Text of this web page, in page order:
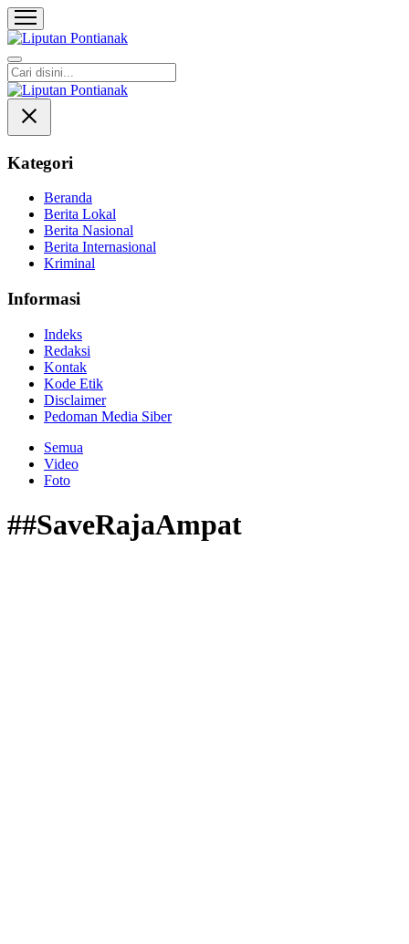
Liputan Pontianak
Berita Terkini dan TerUpdate
Kategori
Beranda
Berita Lokal
Berita Nasional
Berita Internasional
Kriminal
Informasi
Indeks
Redaksi
Kontak
Kode Etik
Disclaimer
Pedoman Media Siber
Semua
Video
Foto
##SaveRajaAmpat